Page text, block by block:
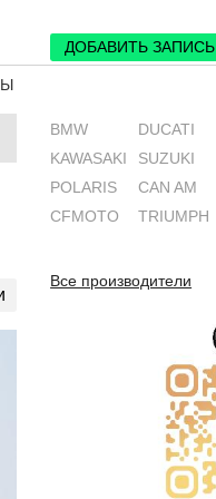
ДОБАВИТЬ ЗАПИСЬ
BMW DUCATI
KAWASAKI
SUZUKI
POLARIS
CAN AM
CFMOTO
TRIUMPH
Все производители